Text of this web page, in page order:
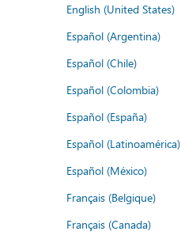
English (United States)
Español (Argentina)
Español (Chile)
Español (Colombia)
Español (España)
Español (Latinoamérica)
Español (México)
Français (Belgique)
Français (Canada)